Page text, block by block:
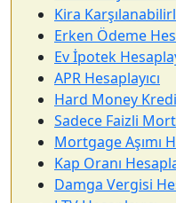
Kira
Erken Ödeme
Ev İpotek
APR Hesaplayıcı
Hard Money Kredi
Sadece Faizli
Mortgage Aşımı
Kap Oranı
Damga Vergisi